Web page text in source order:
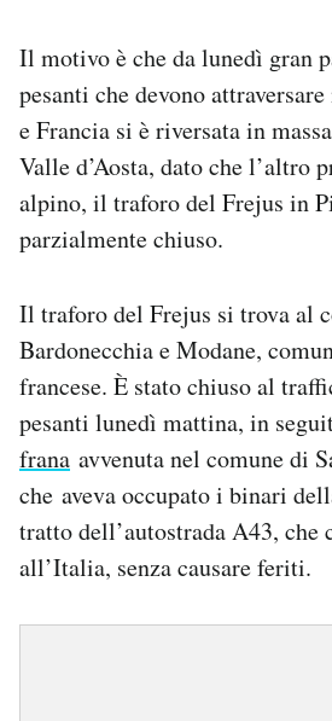
Il motivo è che da lunedì gran
pesanti che devono
e Francia si è riversata in
Valle d’Aosta, dato che l’altro
alpino, il traforo del Frejus in
parzialmente chiuso.
Il traforo del Frejus si trova al
Bardonecchia e Modane,
francese. È stato chiuso al
pesanti lunedì mattina, in
frana avvenuta nel comune di
che aveva occupato i binari
tratto dell’autostrada A43, che
all’Italia, senza causare feriti.